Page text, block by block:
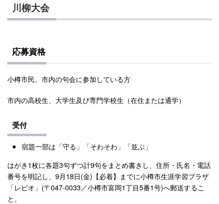
川柳大会
応募資格
小樽市民、市内の句会に参加している方
市内の高校生、大学生及び専門学校生（在住または通学）
受付
宿題一部は「守る」「そわそわ」「並ぶ」
はがき1枚に各題3句ずつ計9句をまとめ書きし、住所・氏名・電話
番号を明記し、9月18日(金)【必着】までに小樽市生涯学習プラザ
「レピオ」(〒047-0033／小樽市富岡1丁目5番1号)へ郵送するこ
と。